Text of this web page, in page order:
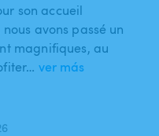
son accueil
avons passé un
magnifiques, au
ver más